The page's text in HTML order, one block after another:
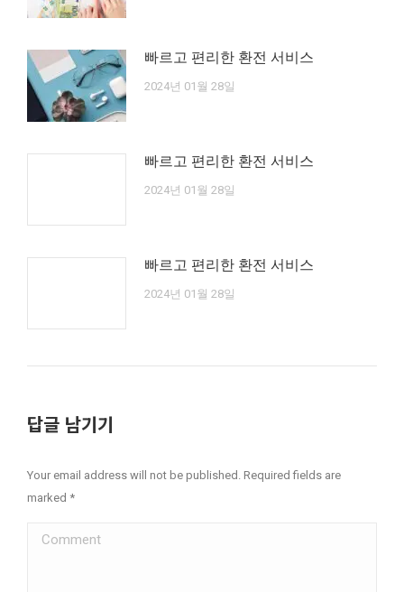
빠르고 편리한 환전 서비스
2024년 01월 28일
빠르고 편리한 환전 서비스
2024년 01월 28일
빠르고 편리한 환전 서비스
2024년 01월 28일
답글 남기기
Your email address will not be published. Required fields are
marked *
Comment